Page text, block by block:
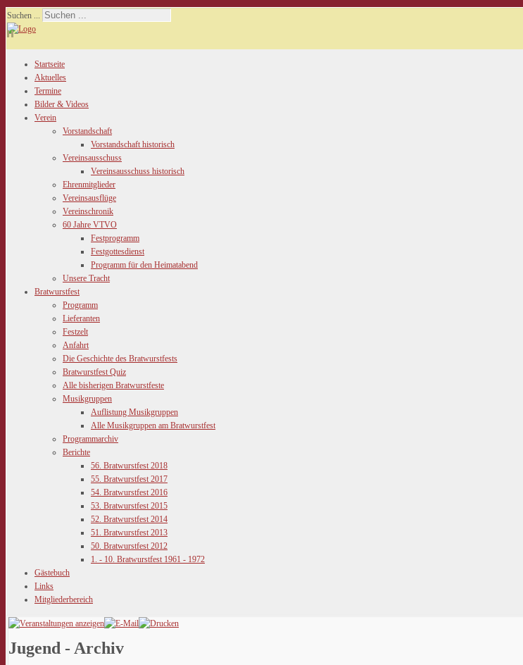
Suchen ...
Startseite
Aktuelles
Termine
Bilder & Videos
Verein
Vorstandschaft
Vorstandschaft historisch
Vereinsausschuss
Vereinsausschuss historisch
Ehrenmitglieder
Vereinsausflüge
Vereinschronik
60 Jahre VTVO
Festprogramm
Festgottesdienst
Programm für den Heimatabend
Unsere Tracht
Bratwurstfest
Programm
Lieferanten
Festzelt
Anfahrt
Die Geschichte des Bratwurstfests
Bratwurstfest Quiz
Alle bisherigen Bratwurstfeste
Musikgruppen
Auflistung Musikgruppen
Alle Musikgruppen am Bratwurstfest
Programmarchiv
Berichte
56. Bratwurstfest 2018
55. Bratwurstfest 2017
54. Bratwurstfest 2016
53. Bratwurstfest 2015
52. Bratwurstfest 2014
51. Bratwurstfest 2013
50. Bratwurstfest 2012
1. - 10. Bratwurstfest 1961 - 1972
Gästebuch
Links
Mitgliederbereich
Jugend - Archiv